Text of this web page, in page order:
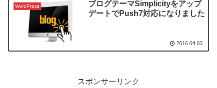
WordPress
ブログテーマSimplicityをアップ
デートでPush7対応になりました
2016.04.03
スポンサーリンク